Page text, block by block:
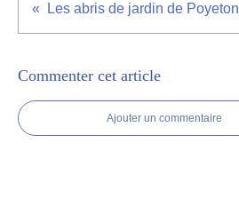
Les abris de jardin de Poyeton
Commenter cet article
Ajouter un commentaire